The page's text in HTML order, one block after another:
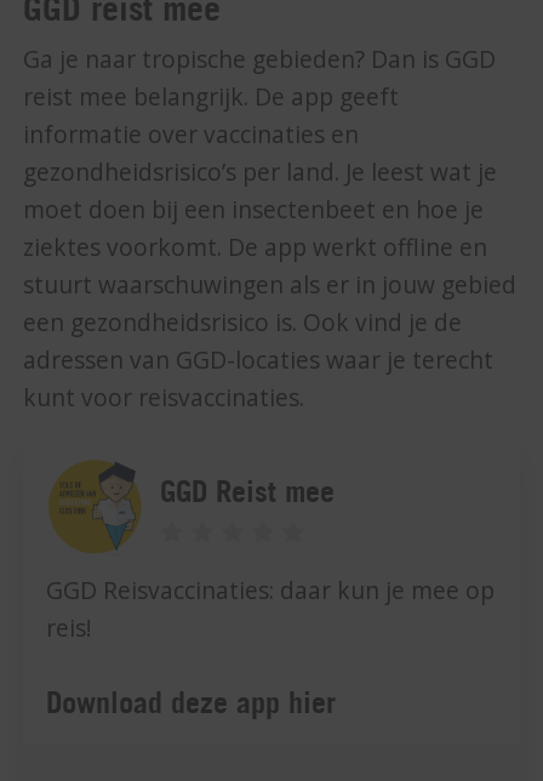
GGD reist mee
Ga je naar tropische gebieden? Dan is GGD
reist mee belangrijk. De app geeft
informatie over vaccinaties en
gezondheidsrisico’s per land. Je leest wat je
moet doen bij een insectenbeet en hoe je
ziektes voorkomt. De app werkt offline en
stuurt waarschuwingen als er in jouw gebied
een gezondheidsrisico is. Ook vind je de
adressen van GGD-locaties waar je terecht
kunt voor reisvaccinaties.
GGD Reist mee
GGD Reisvaccinaties: daar kun je mee op
reis!
Download deze app hier